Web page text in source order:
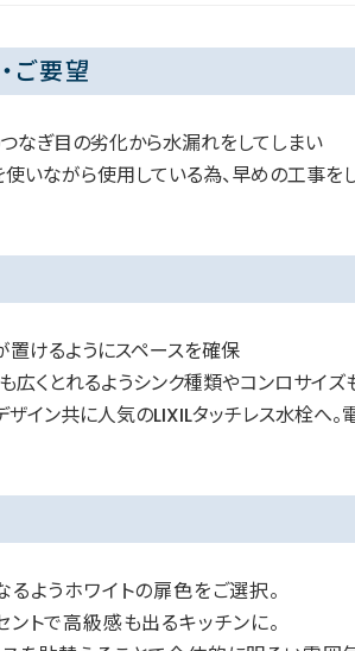
ご要望
なぎ目の劣化から水漏れをしてしまい
いながら使用している為、早めの工事を
置けるようにスペースを確保
広くとれるようシンク種類やコンロサイズ
ザイン共に人気のLIXILタッチレス水栓へ
ようホワイトの扉色をご選択。
トで高級感も出るキッチンに。